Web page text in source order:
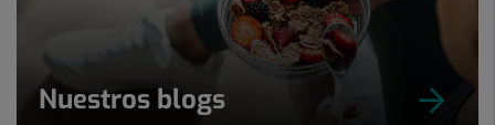
Nuestros blogs